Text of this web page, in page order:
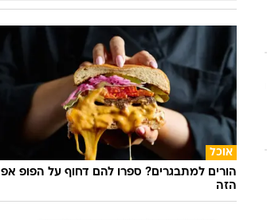
אוכל
הורים למתבגרים? ספרו להם דחוף על הפופ אפ
הזה